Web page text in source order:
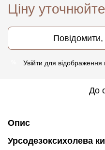
Ціну уточнюйте
Повідомити,
Увійти для відображення
До
Опис
Урсодезоксихолева